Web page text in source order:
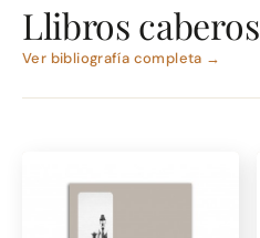
Llibros caberos
Ver bibliografía completa →